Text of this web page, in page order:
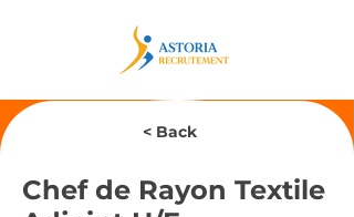
< Back
Chef de Rayon Textile